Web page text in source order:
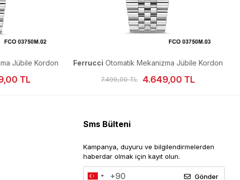
Jübile Kordon
TL
Ferrucci Otomatik Mekanizma Jübile Kordon
Erkek Kol Saati
7.499,00 TL 4.649,00 TL
Sms Bülteni
Kampanya, duyuru ve bilgilendirmelerden
haberdar olmak için kayıt olun.
Gönder